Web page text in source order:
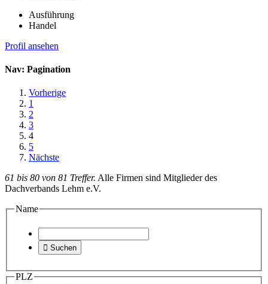
Ausführung
Handel
Profil ansehen
Nav: Pagination
Vorherige
1
2
3
4
5
Nächste
61 bis 80 von 81 Treffer. Alle Firmen sind Mitglieder des
Dachverbands Lehm e.V.
Name
 Suchen
PLZ